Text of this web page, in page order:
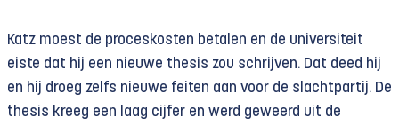
Katz moest de proceskosten betalen en de universiteit
eiste dat hij een nieuwe thesis zou schrijven. Dat deed hij
en hij droeg zelfs nieuwe feiten aan voor de slachtpartij. De
thesis kreeg een laag cijfer en werd geweerd uit de